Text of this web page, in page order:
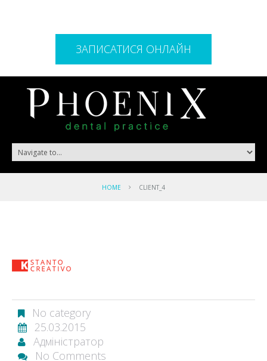
ЗАПИСАТИСЯ ОНЛАЙН
HOME CLIENT_4
No category
25.03.2015
Адміністратор
No Comments